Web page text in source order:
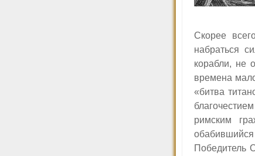
Скорее
набраться
корабли, не
времена
«битва
римским
Победитель